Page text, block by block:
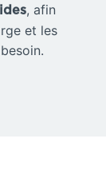
, afin
et les